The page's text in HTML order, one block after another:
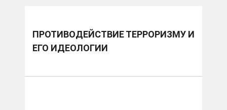
ПРОТИВОДЕЙСТВИЕ ТЕРРОРИЗМУ И
ЕГО ИДЕОЛОГИИ